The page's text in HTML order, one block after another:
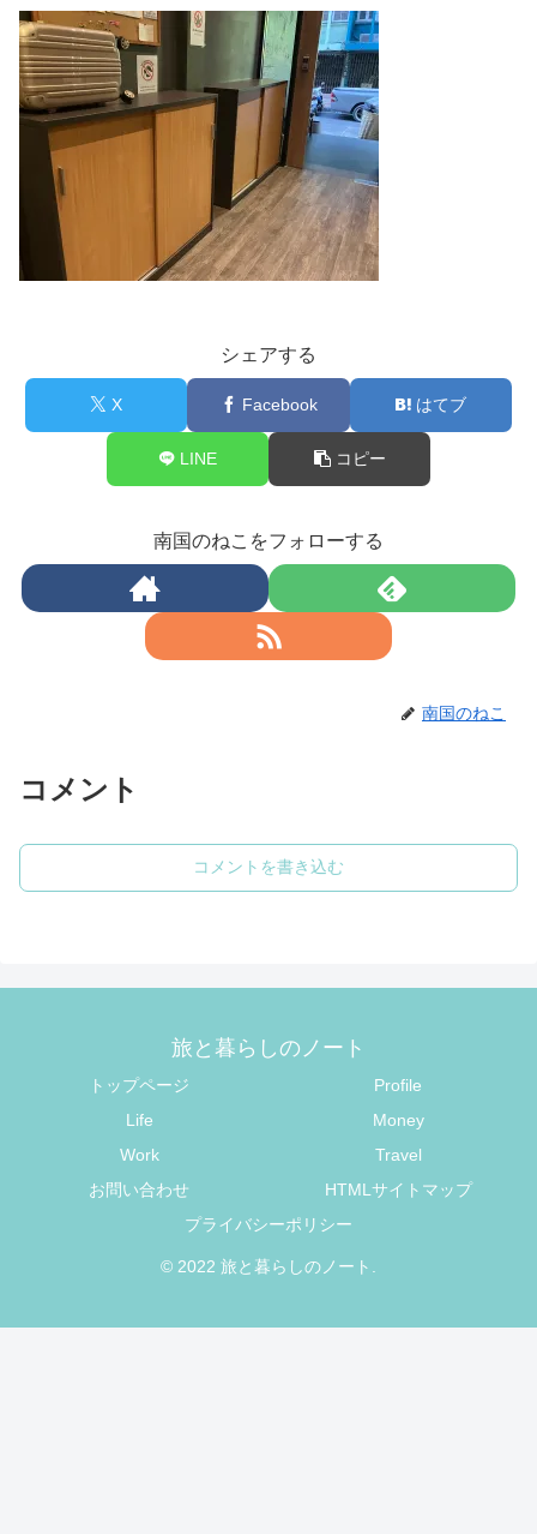
シェアする
X Facebook はてブ
LINE コピー
南国のねこをフォローする
南国のねこ
コメント
コメントを書き込む
旅と暮らしのノート
トップページ
Profile
Life
Money
Work
Travel
お問い合わせ
HTMLサイトマップ
プライバシーポリシー
© 2022 旅と暮らしのノート.